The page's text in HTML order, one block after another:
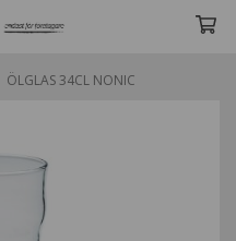
ÖLGLAS 34CL NONIC